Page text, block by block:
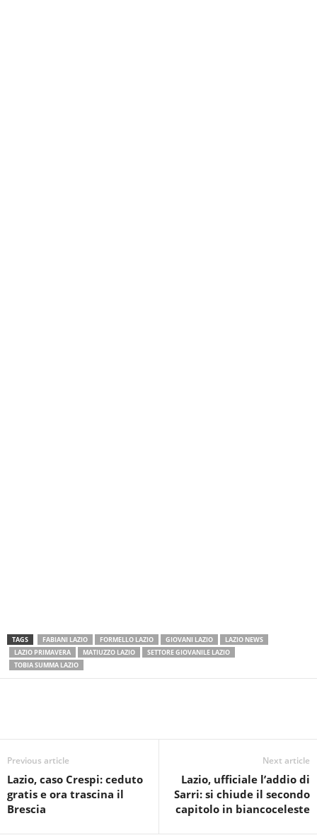
TAGS FABIANI LAZIO FORMELLO LAZIO GIOVANI LAZIO
LAZIO NEWS
LAZIO PRIMAVERA
MATIUZZO LAZIO
SETTORE GIOVANILE LAZIO
TOBIA SUMMA LAZIO
Previous article
Lazio, caso Crespi: ceduto
gratis e ora trascina il
Brescia
Next article
Lazio, ufficiale l’addio di
Sarri: si chiude il secondo
capitolo in biancoceleste